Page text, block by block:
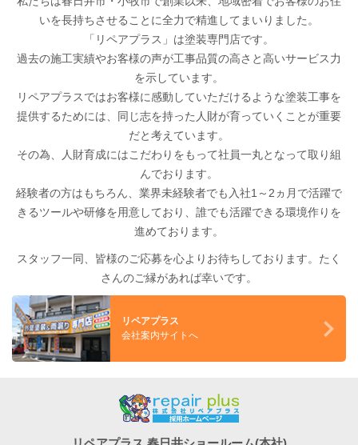
いを長持ちさせることに全力で精進してまいりました。
「リペアプラス」は塗装専門店です。
過去の施工実績やお客様の声が工事品質の高さと高いサービス力
を示しています。
リペアプラスではお客様に感動していただけるような塗装工事を
提供するためには、同じ志を持った人財が育っていくことが重要
だと考えています。
その為、人財育成にはこだわりをもって社員一丸となって取り組
んでおります。
経験者の方はもちろん、業界未経験者でも入社1～2ヵ月で活躍で
きるツールや研修を用意しており、誰でも活躍できる環境作りを
進めております。
スタッフ一同、皆様のご応募を心よりお待ちしております。たく
さんのご縁があれば幸いです。
リペアプラス
会社案内サイトへ